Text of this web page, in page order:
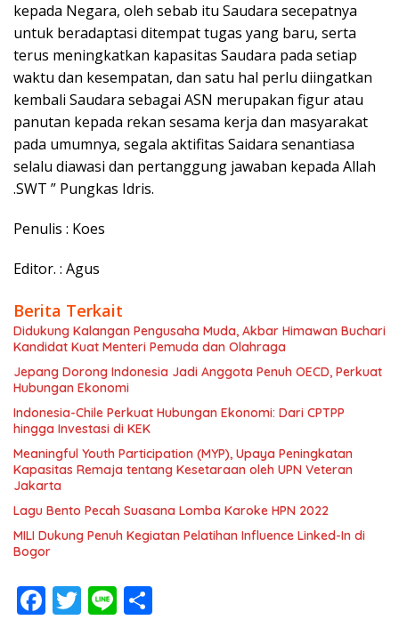
kepada Negara, oleh sebab itu Saudara secepatnya
untuk beradaptasi ditempat tugas yang baru, serta
terus meningkatkan kapasitas Saudara pada setiap
waktu dan kesempatan, dan satu hal perlu diingatkan
kembali Saudara sebagai ASN merupakan figur atau
panutan kepada rekan sesama kerja dan masyarakat
pada umumnya, segala aktifitas Saidara senantiasa
selalu diawasi dan pertanggung jawaban kepada Allah
.SWT ” Pungkas Idris.
Penulis : Koes
Editor. : Agus
Berita Terkait
Didukung Kalangan Pengusaha Muda, Akbar Himawan Buchari
Kandidat Kuat Menteri Pemuda dan Olahraga
Jepang Dorong Indonesia Jadi Anggota Penuh OECD, Perkuat
Hubungan Ekonomi
Indonesia-Chile Perkuat Hubungan Ekonomi: Dari CPTPP
hingga Investasi di KEK
Meaningful Youth Participation (MYP), Upaya Peningkatan
Kapasitas Remaja tentang Kesetaraan oleh UPN Veteran
Jakarta
Lagu Bento Pecah Suasana Lomba Karoke HPN 2022
MILI Dukung Penuh Kegiatan Pelatihan Influence Linked-In di
Bogor
F T Li